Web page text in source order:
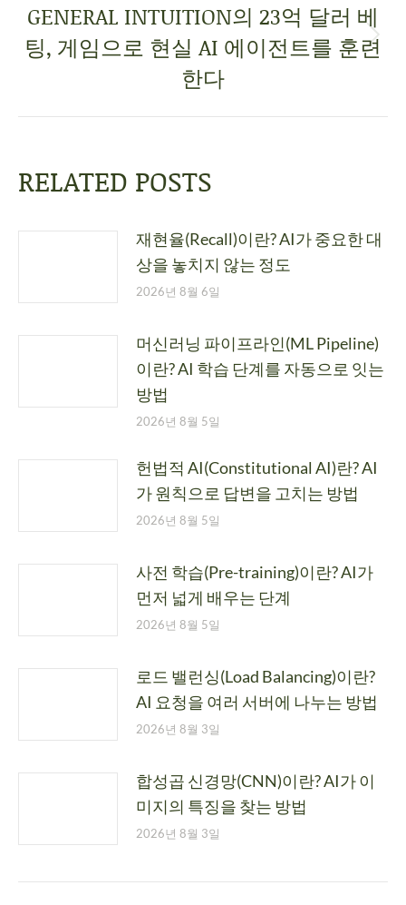
GENERAL INTUITION의 23억 달러 베
팅, 게임으로 현실 AI 에이전트를 훈련
한다
RELATED POSTS
재현율(Recall)이란? AI가 중요한 대
상을 놓치지 않는 정도
2026년 8월 6일
머신러닝 파이프라인(ML Pipeline)
이란? AI 학습 단계를 자동으로 잇는
방법
2026년 8월 5일
헌법적 AI(Constitutional AI)란? AI
가 원칙으로 답변을 고치는 방법
2026년 8월 5일
사전 학습(Pre-training)이란? AI가
먼저 넓게 배우는 단계
2026년 8월 5일
로드 밸런싱(Load Balancing)이란?
AI 요청을 여러 서버에 나누는 방법
2026년 8월 3일
합성곱 신경망(CNN)이란? AI가 이
미지의 특징을 찾는 방법
2026년 8월 3일